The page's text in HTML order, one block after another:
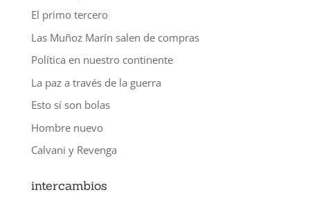
El primo tercero
Las Muñoz Marín salen de compras
Política en nuestro continente
La paz a través de la guerra
Esto sí son bolas
Hombre nuevo
Calvani y Revenga
intercambios